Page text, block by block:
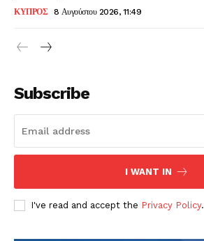
ΚΥΠΡΟΣ 8 Αυγούστου 2026, 11:49
Subscribe
I WANT IN
I've read and accept the Privacy Policy.